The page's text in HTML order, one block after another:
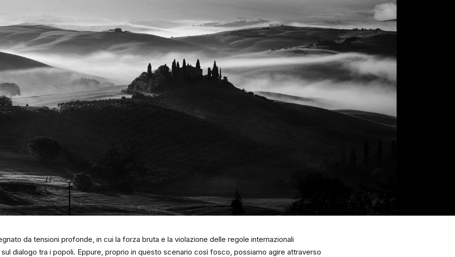
da tensioni profonde, in cui la forza bruta e la violazione delle regole internazionali
dialogo tra i popoli. Eppure, proprio in questo scenario così fosco, possiamo agire attraverso